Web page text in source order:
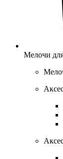
Мелочи